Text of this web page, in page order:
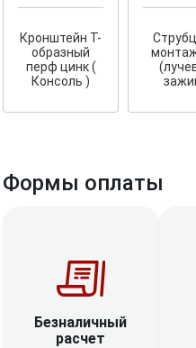
Ликвидация складских
остатков по ценам 2020 года!
Кронштейн Т-
образный
перф цинк (
Консоль )
Формы оплаты
Безналичный
расчет